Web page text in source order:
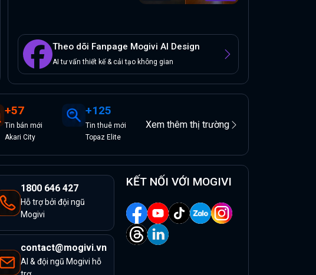
Theo dõi Fanpage Mogivi AI Design
AI tư vấn thiết kế & cải tạo không gian
+57
Tin bán mới
Akari City
+125
Tinthuê mới
Topaz Elite
Xem thêm thị trường
1800 646 427
Hỗ trợ bởi đội ngũ
Mogivi
contact@mogivi.vn
AI & đội ngũ Mogivi hỗ
KẾT NỐI VỚI MOGIVI